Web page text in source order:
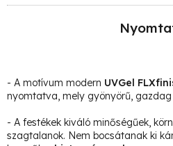
- A motívum modern UVGel
nyomtatva, mely gyönyörű, gazdag
- A festékek kiváló minőségűek,
szagtalanok. Nem bocsátanak ki